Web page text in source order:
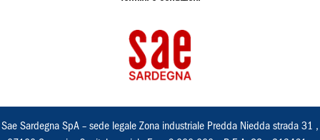
Sae Sardegna SpA – sede legale Zona industriale Predda Niedda strada 31 ,